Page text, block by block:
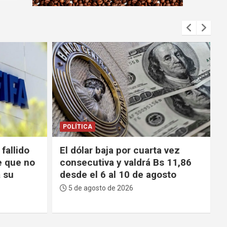
m
t
11,86
POLÍTICA
Choferes de La Paz reprochan
escasez de gasolina y advierten
que el Gobierno “tiene los días
contados”